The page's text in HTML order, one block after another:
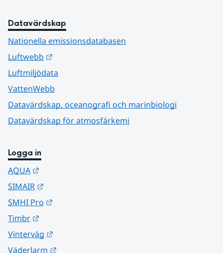
Datavärdskap
Nationella emissionsdatabasen
Luftwebb
Luftmiljödata
VattenWebb
Datavärdskap, oceanografi och marinbiologi
Datavärdskap för atmosfärkemi
Logga in
AQUA
SIMAIR
SMHI Pro
Timbr
Vinterväg
Väderlarm